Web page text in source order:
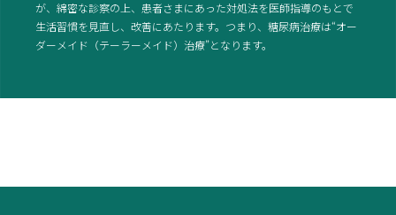
が、綿密な診察の上、患者さまにあった対処法を医師指導のもとで
生活習慣を見直し、改善にあたります。つまり、糖尿病治療は“オー
ダーメイド（テーラーメイド）治療”となります。